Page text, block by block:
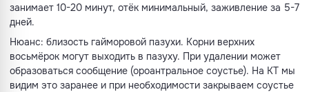
занимает 10-20 минут, отёк минимальный, заживление за 5-7
дней.
Нюанс: близость гайморовой пазухи. Корни верхних
восьмёрок могут выходить в пазуху. При удалении может
образоваться сообщение (ороантральное соустье). На КТ мы
видим это заранее и при необходимости закрываем соустье